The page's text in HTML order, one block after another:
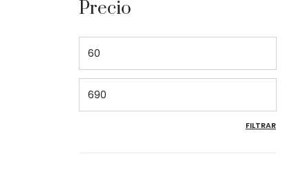
Precio
Precio mínimo
Precio máximo
FILTRAR